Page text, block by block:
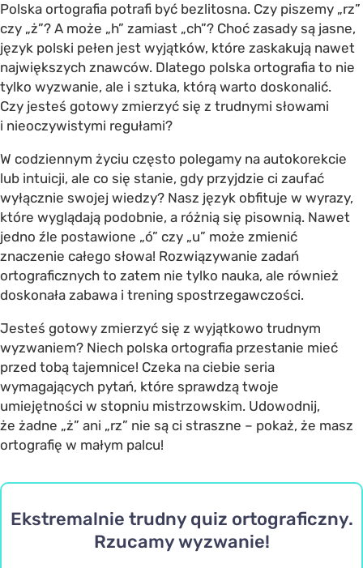
Polska ortografia potrafi być bezlitosna. Czy piszemy „rz”
czy „ż”? A może „h” zamiast „ch”? Choć zasady są jasne,
język polski pełen jest wyjątków, które zaskakują nawet
największych znawców. Dlatego polska ortografia to nie
tylko wyzwanie, ale i sztuka, którą warto doskonalić.
Czy jesteś gotowy zmierzyć się z trudnymi słowami
i nieoczywistymi regułami?
W codziennym życiu często polegamy na autokorekcie
lub intuicji, ale co się stanie, gdy przyjdzie ci zaufać
wyłącznie swojej wiedzy? Nasz język obfituje w wyrazy,
które wyglądają podobnie, a różnią się pisownią. Nawet
jedno źle postawione „ó” czy „u” może zmienić
znaczenie całego słowa! Rozwiązywanie zadań
ortograficznych to zatem nie tylko nauka, ale również
doskonała zabawa i trening spostrzegawczości.
Jesteś gotowy zmierzyć się z wyjątkowo trudnym
wyzwaniem? Niech polska ortografia przestanie mieć
przed tobą tajemnice! Czeka na ciebie seria
wymagających pytań, które sprawdzą twoje
umiejętności w stopniu mistrzowskim. Udowodnij,
że żadne „ż” ani „rz” nie są ci straszne – pokaż, że masz
ortografię w małym palcu!
Ekstremalnie trudny quiz ortograficzny.
Rzucamy wyzwanie!